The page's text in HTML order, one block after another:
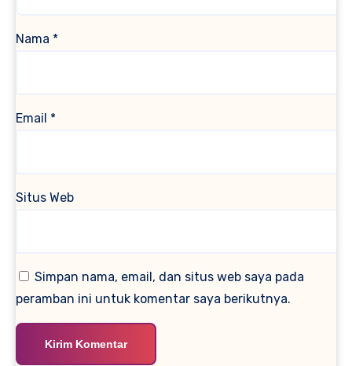
Nama *
Email *
Situs Web
Simpan nama, email, dan situs web saya pada
peramban ini untuk komentar saya berikutnya.